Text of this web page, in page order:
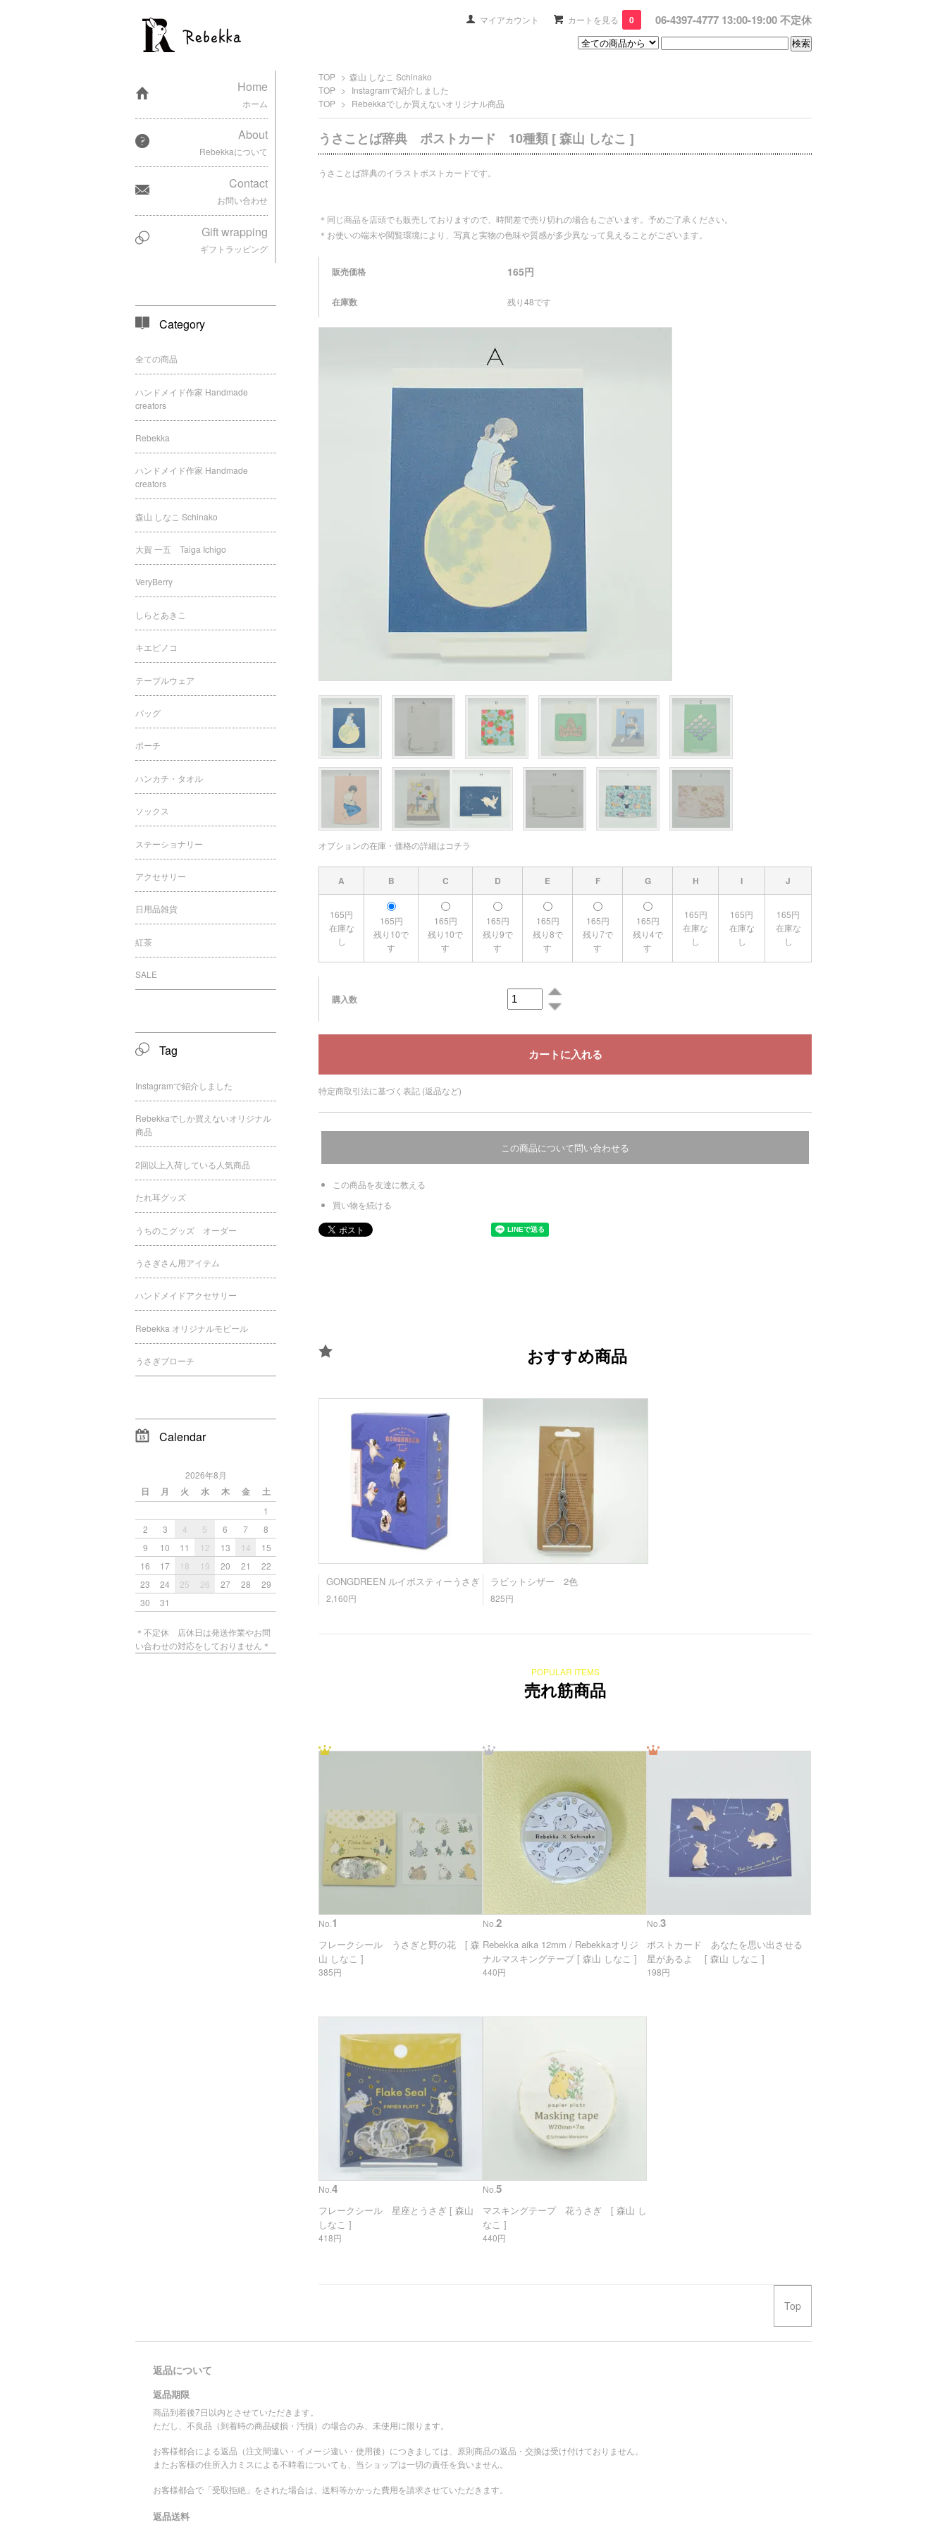
マイアカウント カートを見る 0 06-4397-4777 13:00-19:00 不定休
TOP > 森山 しなこ Schinako
TOP >
Instagramで紹介しました
TOP > Rebekkaでしか買えないオリジナル商品
うさことば辞典 ポストカード 10種類 [ 森山 しなこ ]
うさことば辞典のイラストポストカードです。
＊同じ商品を店頭でも販売しておりますので、時間差で売り切れの場合もございます。予めご了承ください。
＊お使いの端末や閲覧環境により、写真と実物の色味や質感が多少異なって見えることがございます。
販売価格 165円
在庫数 残り48です
オプションの在庫・価格の詳細はコチラ
A B C D E F G H I J
165円
在庫な
し
165円
残り10で
す
165円
残り10で
す
165円
残り9で
す
165円
残り8で
す
165円
残り7で
す
165円
残り4で
す
165円
在庫な
し
165円
在庫な
し
165円
在庫な
し
購入数
特定商取引法に基づく表記 (返品など)
この商品について問い合わせる
この商品を友達に教える
買い物を続ける
おすすめ商品
GONGDREEN ルイボスティーうさぎ
2,160円
ラビットシザー 2色
825円
POPULAR ITEMS
売れ筋商品
No. 1
フレークシール うさぎと野の花 [ 森
山 しなこ ]
385円
No. 2
Rebekka aika 12mm / Rebekkaオリジ
ナルマスキングテープ [ 森山 しなこ ]
440円
No. 3
ポストカード あなたを思い出させる
星があるよ [ 森山 しなこ ]
198円
No. 4
フレークシール 星座とうさぎ [ 森山
しなこ ]
418円
No. 5
マスキングテープ 花うさぎ [ 森山 し
なこ ]
440円
Home
ホーム
About
Rebekkaについて
Contact
お問い合わせ
Gift wrapping
ギフトラッピング
Category
全ての商品
ハンドメイド作家 Handmade
creators
Rebekka
ハンドメイド作家 Handmade
creators
森山 しなこ Schinako
大賀 一五 Taiga Ichigo
VeryBerry
しらとあきこ
キエピノコ
テーブルウェア
バッグ
ポーチ
ハンカチ・タオル
ソックス
ステーショナリー
アクセサリー
日用品雑貨
紅茶
SALE
Tag
Instagramで紹介しました
Rebekkaでしか買えないオリジナル
商品
2回以上入荷している人気商品
たれ耳グッズ
うちのこグッズ オーダー
うさぎさん用アイテム
ハンドメイドアクセサリー
Rebekka オリジナルモビール
うさぎブローチ
Calendar
2026年8月
日 月 火 水 木 金 土
1
2
3 4 5 6 7
8
9
10 11 12 13 14
15
16
17 18 19 20 21
22
23
24 25 26 27 28
29
30
31
＊不定休 店休日は発送作業やお問
い合わせの対応をしておりません＊
Top
返品について
返品期限
商品到着後7日以内とさせていただきます。
ただし、不良品（到着時の商品破損・汚損）の場合のみ、未使用に限ります。
お客様都合による返品（注文間違い・イメージ違い・使用後）につきましては、原則商品の返品・交換は受け付けておりません。
またお客様の住所入力ミスによる不時着についても、当ショップは一切の責任を負いません。
お客様都合で「受取拒絶」をされた場合は、送料等かかった費用を請求させていただきます。
返品送料